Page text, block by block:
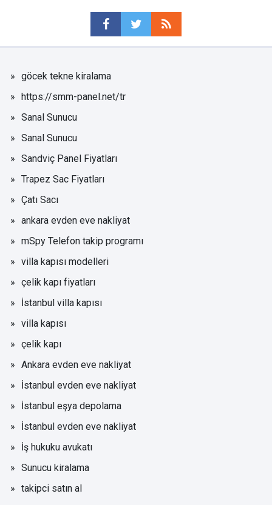
göcek tekne kiralama
https://smm-panel.net/tr
Sanal Sunucu
Sanal Sunucu
Sandviç Panel Fiyatları
Trapez Sac Fiyatları
Çatı Sacı
ankara evden eve nakliyat
mSpy Telefon takip programı
villa kapısı modelleri
çelik kapı fiyatları
İstanbul villa kapısı
villa kapısı
çelik kapı
Ankara evden eve nakliyat
İstanbul evden eve nakliyat
İstanbul eşya depolama
İstanbul evden eve nakliyat
İş hukuku avukatı
Sunucu kiralama
takipci satın al